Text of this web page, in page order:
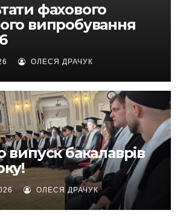
фахового
випробування
ОЛЕСЯ ДРАЧУК
випуск бакалаврів
ОЛЕСЯ ДРАЧУК